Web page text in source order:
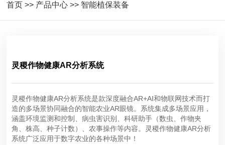
首页 >> 产品中心 >> 智能植保装备
灵稷作物健康AR分析系统
灵稷作物健康AR分析系统是款深度融合AR+AI和物联网技术而打
造的多场景协同融合的智能农业AR眼镜。系统集成多场景应用，
涵盖环境监测和控制、病虫害识别、科研助手（数虫、作物夹
角、株高、种子计数）、农事操作等内容。灵稷作物健康AR分析
系统广泛应用于数字农业的各种场景中！